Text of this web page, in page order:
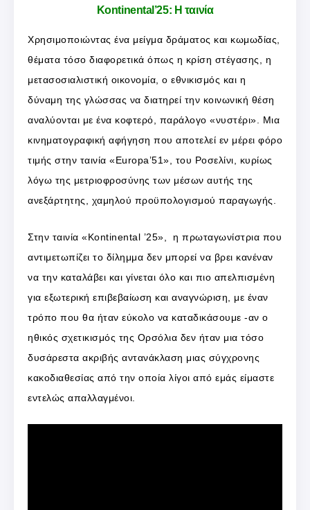
Kontinental’25: Η ταινία
Χρησιμοποιώντας ένα μείγμα δράματος και κωμωδίας,
θέματα τόσο διαφορετικά όπως η κρίση στέγασης, η
μετασοσιαλιστική οικονομία, ο εθνικισμός και η
δύναμη της γλώσσας να διατηρεί την κοινωνική θέση
αναλύονται με ένα κοφτερό, παράλογο «νυστέρι». Μια
κινηματογραφική αφήγηση που αποτελεί εν μέρει φόρο
τιμής στην ταινία «Europa’51», του Ροσελίνι, κυρίως
λόγω της μετριοφροσύνης των μέσων αυτής της
ανεξάρτητης, χαμηλού προϋπολογισμού παραγωγής.
Στην ταινία «Kontinental ’25», η πρωταγωνίστρια που
αντιμετωπίζει το δίλημμα δεν μπορεί να βρει κανέναν
να την καταλάβει και γίνεται όλο και πιο απελπισμένη
για εξωτερική επιβεβαίωση και αναγνώριση, με έναν
τρόπο που θα ήταν εύκολο να καταδικάσουμε -αν ο
ηθικός σχετικισμός της Ορσόλια δεν ήταν μια τόσο
δυσάρεστα ακριβής αντανάκλαση μιας σύγχρονης
κακοδιαθεσίας από την οποία λίγοι από εμάς είμαστε
εντελώς απαλλαγμένοι.